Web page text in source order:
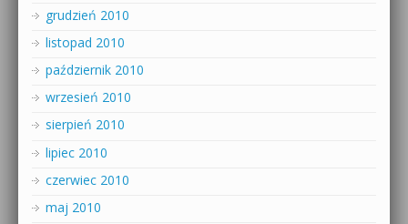
grudzień 2010
listopad 2010
październik 2010
wrzesień 2010
sierpień 2010
lipiec 2010
czerwiec 2010
maj 2010